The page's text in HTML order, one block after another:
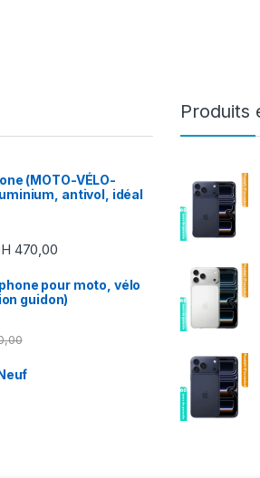
(MOTO-VÉLO-
antivol, idéal
470,00Plage de prix : DH 349,00 à DH
pour moto, vélo
guidon)
Produits